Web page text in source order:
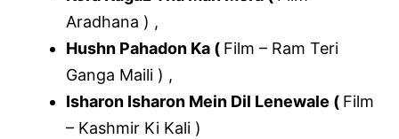
Aradhana ) ,
Hushn Pahadon Ka ( Film – Ram Teri
Ganga Maili ) ,
Isharon Isharon Mein Dil Lenewale ( Film
– Kashmir Ki Kali )